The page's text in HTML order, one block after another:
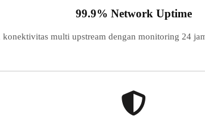
99.9% Network Uptime
multi upstream dengan monitoring 24